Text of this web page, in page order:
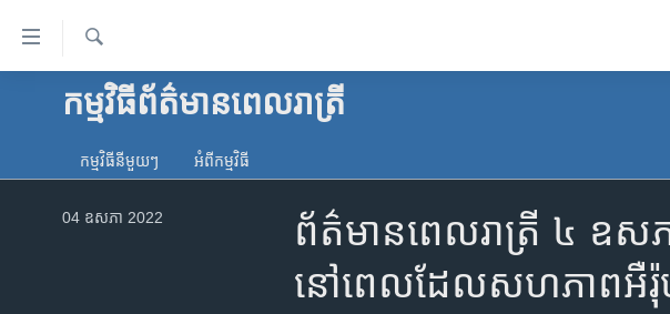
ទៅ​
គេហទំព័រ​
ទាក់ទង
និង​អាមេរិក
រក
កម្មវិធី​ព័ត៌មាន​ពេលរាត្រី
កម្មវិធី​នីមួយៗ អំពី​កម្មវិធី​
ព័ត៌មាន​ពេល​រាត្រី ៤ ឧសភ
នៅពេលដែល​សហភាព​អឺរ៉ុបកំ
04 ឧសភា 2022